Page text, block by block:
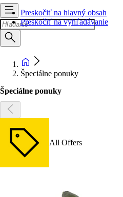
Preskočiť na hlavný obsah
Preskočiť na vyhľadávanie
Špeciálne ponuky
Špeciálne ponuky
All Offers